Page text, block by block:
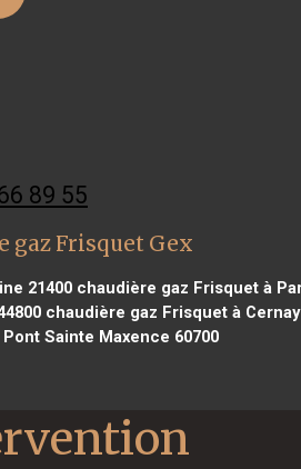
89 55
gaz Frisquet Gex
21400chaudière gaz Frisquet à
chaudière gaz Frisquet à Cernay
Sainte Maxence 60700